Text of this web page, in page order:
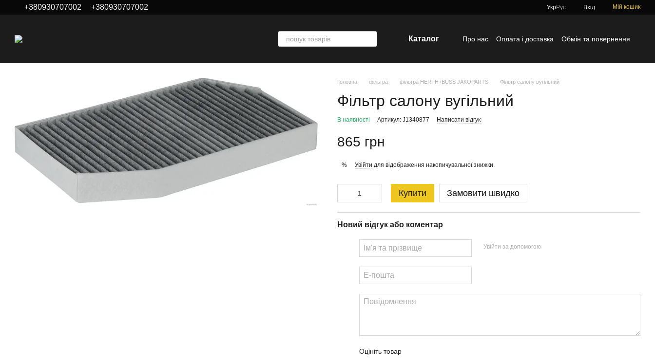
Перейти до основного контенту
+380930707002 +380930707002 УкрРус Вхід Мій кошик
Каталог Про нас Оплата і доставка
Обмін та повернення
Головна фільтра фільтра HERTH+BUSS JAKOPARTS Фільтр салону вугільний
Фільтр салону вугільний
В наявності Артикул: J1340877 Написати відгук
865 грн
% Увійти для відображення накопичувальної знижки
Купити Замовити швидко
Новий відгук або коментар
Увійти за допомогою
Оцініть товар